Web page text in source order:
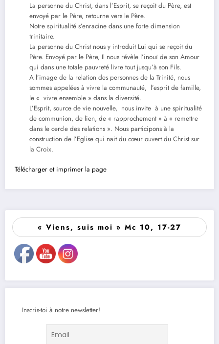
La personne du Christ, dans l’Esprit, se reçoit du Père, est
envoyé par le Père, retourne vers le Père.
Notre spiritualité s’enracine dans une forte dimension
trinitaire.
La personne du Christ nous y introduit Lui qui se reçoit du
Père. Envoyé par le Père, Il nous révèle l’inouï de son Amour
qui dans une totale pauvreté livre tout jusqu’à son Fils.
A l’image de la relation des personnes de la Trinité, nous
sommes appelées à vivre la communauté, l’esprit de famille,
le « vivre ensemble » dans la diversité.
L’Esprit, source de vie nouvelle, nous invite à une spiritualité
de communion, de lien, de « rapprochement » à « remettre
dans le cercle des relations ». Nous participons à la
construction de l’Eglise qui nait du cœur ouvert du Christ sur
la Croix.
Télécharger et imprimer la page
« Viens, suis moi » Mc 10, 17-27
Inscris-toi à notre newsletter!